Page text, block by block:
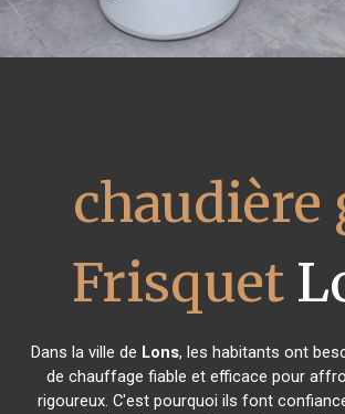
chaudière
Frisquet
Dans la ville de Lons, les habitants ont
de chauffage fiable et efficace pour
rigoureux. C'est pourquoi ils font